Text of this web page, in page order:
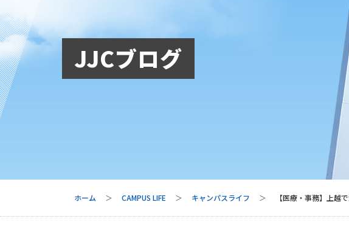
JJCブログ
ホーム CAMPUS LIFE キャンパスライフ 【医療・事務】上越